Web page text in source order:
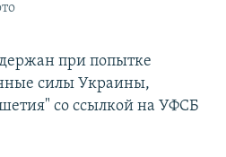
при попытке
силы Украины,
со ссылкой на УФСБ